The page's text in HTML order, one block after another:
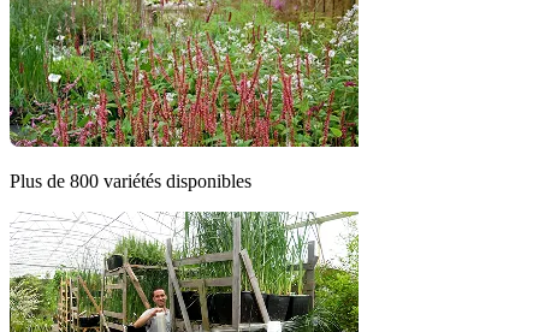
Plus de 800 variétés disponibles